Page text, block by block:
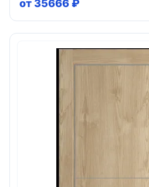
от 35666 ₽